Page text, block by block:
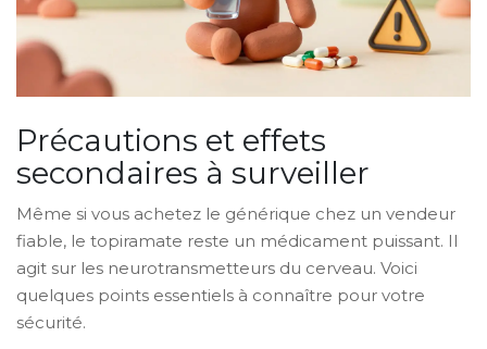
Précautions et effets
secondaires à surveiller
Même si vous achetez le générique chez un vendeur
fiable, le topiramate reste un médicament puissant. Il
agit sur les neurotransmetteurs du cerveau. Voici
quelques points essentiels à connaître pour votre
sécurité.